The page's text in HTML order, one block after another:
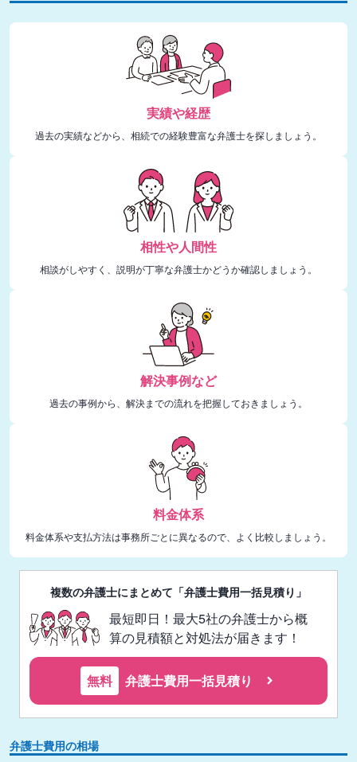
実績や経歴
過去の実績などから、相続での経験豊富な弁護士を探しましょう。
相性や人間性
相談がしやすく、説明が丁寧な弁護士かどうか確認しましょう。
解決事例など
過去の事例から、解決までの流れを把握しておきましょう。
料金体系
料金体系や支払方法は事務所ごとに異なるので、よく比較しましょう。
複数の弁護士にまとめて「弁護士費用一括見積り」
最短即日！最大5社の弁護士から概
算の見積額と対処法が届きます！
無料 弁護士費用一括見積り
弁護士費用の相場